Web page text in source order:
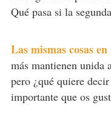
Qué pasa si la
Las mismas cosas
más mantienen unida
pero ¿qué quiere
importante que os